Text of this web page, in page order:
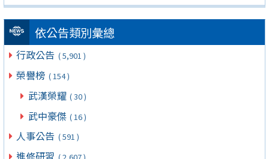
依公告類別彙總
行政公告 ( 5,901 )
榮譽榜 ( 154 )
武漢榮耀 ( 30 )
武中豪傑 ( 16 )
人事公告 ( 591 )
進修研習